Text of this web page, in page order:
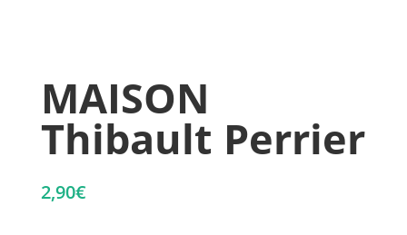
MAISON
Thibault Perrier
2,90€